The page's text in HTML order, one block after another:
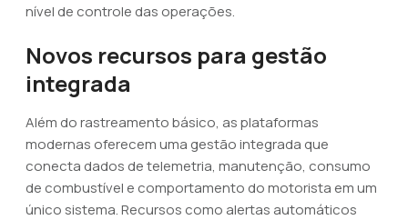
nível de controle das operações.
Novos recursos para gestão
integrada
Além do rastreamento básico, as plataformas
modernas oferecem uma gestão integrada que
conecta dados de telemetria, manutenção, consumo
de combustível e comportamento do motorista em um
único sistema. Recursos como alertas automáticos